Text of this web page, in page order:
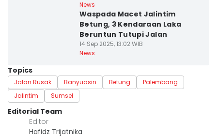
News
Waspada Macet Jalintim
Betung, 3 Kendaraan Laka
Beruntun Tutupi Jalan
14 Sep 2025, 13:02 WIB
News
Topics
Jalan Rusak Banyuasin Betung
Palembang
Jalintim
Sumsel
Editorial Team
Editor
Hafidz Trijatnika